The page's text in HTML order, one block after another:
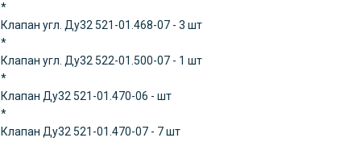
*
Клапан угл. Ду32 521-01.468-07 - 3 шт
*
Клапан угл. Ду32 522-01.500-07 - 1 шт
*
Клапан Ду32 521-01.470-06 - шт
*
Клапан Ду32 521-01.470-07 - 7 шт